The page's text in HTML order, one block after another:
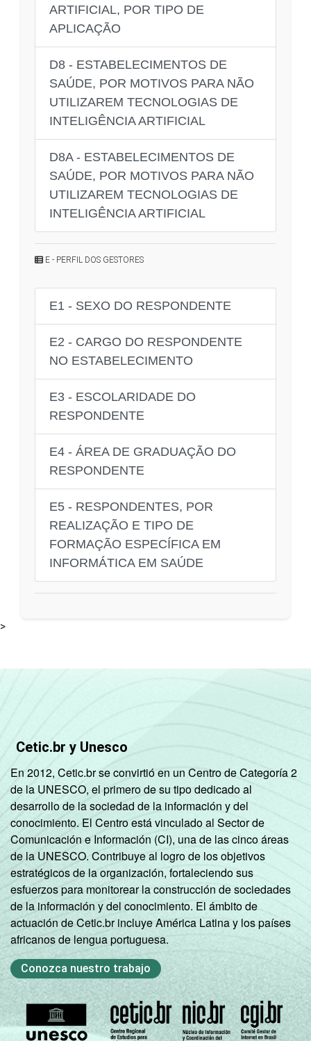
ARTIFICIAL, POR TIPO DE
APLICAÇÃO
D8 - ESTABELECIMENTOS DE
SAÚDE, POR MOTIVOS PARA NÃO
UTILIZAREM TECNOLOGIAS DE
INTELIGÊNCIA ARTIFICIAL
D8A - ESTABELECIMENTOS DE
SAÚDE, POR MOTIVOS PARA NÃO
UTILIZAREM TECNOLOGIAS DE
INTELIGÊNCIA ARTIFICIAL
E - PERFIL DOS GESTORES
E1 - SEXO DO RESPONDENTE
E2 - CARGO DO RESPONDENTE
NO ESTABELECIMENTO
E3 - ESCOLARIDADE DO
RESPONDENTE
E4 - ÁREA DE GRADUAÇÃO DO
RESPONDENTE
E5 - RESPONDENTES, POR
REALIZAÇÃO E TIPO DE
FORMAÇÃO ESPECÍFICA EM
INFORMÁTICA EM SAÚDE
>
Cetic.br y Unesco
En 2012, Cetic.br se convirtió en un Centro de Categoría 2
de la UNESCO, el primero de su tipo dedicado al
desarrollo de la sociedad de la información y del
conocimiento. El Centro está vinculado al Sector de
Comunicación e Información (CI), una de las cinco áreas
de la UNESCO. Contribuye al logro de los objetivos
estratégicos de la organización, fortaleciendo sus
esfuerzos para monitorear la construcción de sociedades
de la información y del conocimiento. El ámbito de
actuación de Cetic.br incluye América Latina y los países
africanos de lengua portuguesa.
Conozca nuestro trabajo